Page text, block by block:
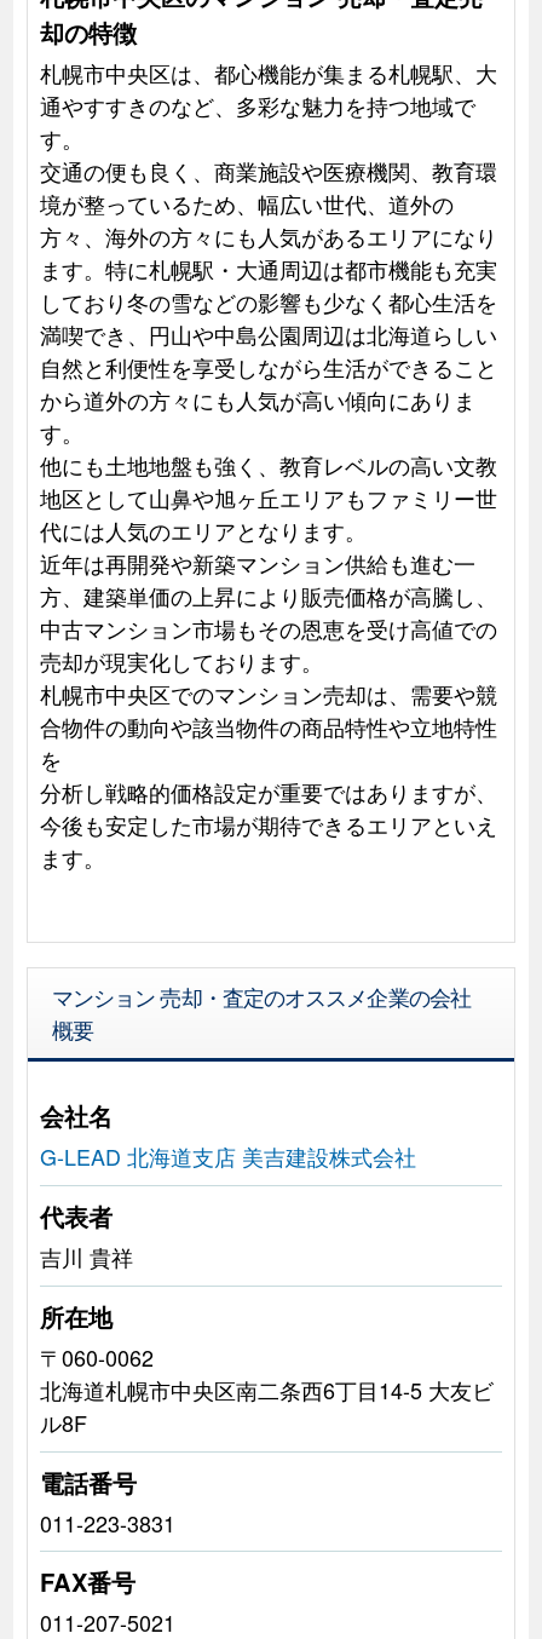
却の特徴
札幌市中央区は、都心機能が集まる札幌駅、大
通やすすきのなど、多彩な魅力を持つ地域で
す。
交通の便も良く、商業施設や医療機関、教育環
境が整っているため、幅広い世代、道外の
方々、海外の方々にも人気があるエリアになり
ます。特に札幌駅・大通周辺は都市機能も充実
しており冬の雪などの影響も少なく都心生活を
満喫でき、円山や中島公園周辺は北海道らしい
自然と利便性を享受しながら生活ができること
から道外の方々にも人気が高い傾向にありま
す。
他にも土地地盤も強く、教育レベルの高い文教
地区として山鼻や旭ヶ丘エリアもファミリー世
代には人気のエリアとなります。
近年は再開発や新築マンション供給も進む一
方、建築単価の上昇により販売価格が高騰し、
中古マンション市場もその恩恵を受け高値での
売却が現実化しております。
札幌市中央区でのマンション売却は、需要や競
合物件の動向や該当物件の商品特性や立地特性
を
分析し戦略的価格設定が重要ではありますが、
今後も安定した市場が期待できるエリアといえ
ます。
マンション 売却・査定のオススメ企業の会社
概要
会社名
G-LEAD 北海道支店 美吉建設株式会社
代表者
吉川 貴祥
所在地
〒060-0062
北海道札幌市中央区南二条西6丁目14-5 大友ビ
ル8F
電話番号
011-223-3831
FAX番号
011-207-5021